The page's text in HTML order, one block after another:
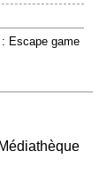
Escape game